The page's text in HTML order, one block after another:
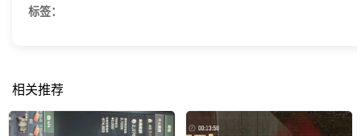
标签：
相关推荐